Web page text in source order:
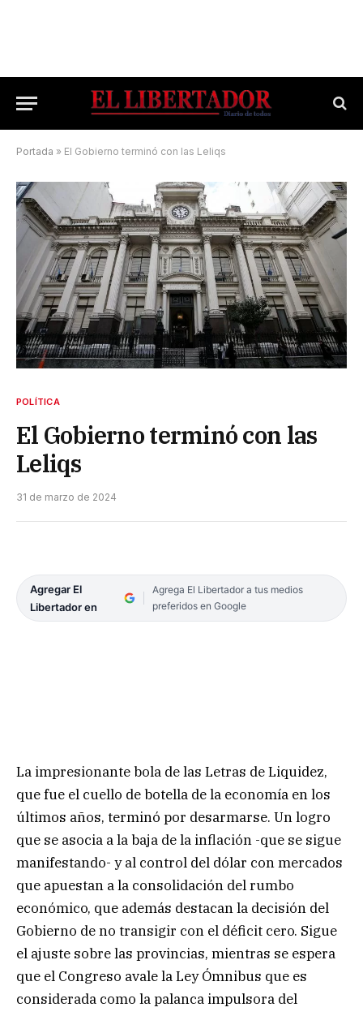
Portada » El Gobierno terminó con las Leliqs
POLÍTICA
El Gobierno terminó con las
Leliqs
31 de marzo de 2024
Agregar El
Libertador en
Agrega El Libertador a tus medios
preferidos en Google
La impresionante bola de las Letras de Liquidez,
que fue el cuello de botella de la economía en los
últimos años, terminó por desarmarse. Un logro
que se asocia a la baja de la inflación -que se sigue
manifestando- y al control del dólar con mercados
que apuestan a la consolidación del rumbo
económico, que además destacan la decisión del
Gobierno de no transigir con el déficit cero. Sigue
el ajuste sobre las provincias, mientras se espera
que el Congreso avale la Ley Ómnibus que es
considerada como la palanca impulsora del